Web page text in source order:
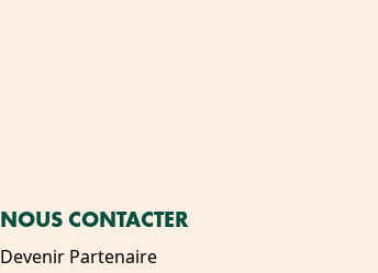
NOUS CONTACTER
Devenir Partenaire